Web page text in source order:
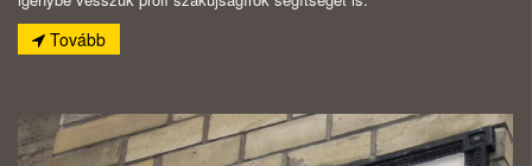
Tovább